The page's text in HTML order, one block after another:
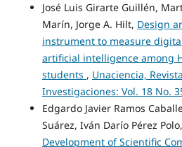
José Luis Girarte Guillén,
Marín, Jorge A. Hilt, Design
instrument to measure
artificial intelligence among
students , Unaciencia,
Investigaciones: Vol. 18 No.
Edgardo Javier Ramos
Suárez, Iván Darío Pérez Polo,
Development of Scientific